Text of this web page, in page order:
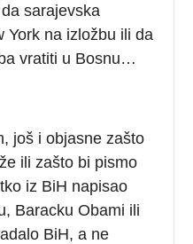
sarajevska
York na izložbu ili da
vratiti u Bosnu…
još i objasne zašto
ili zašto bi pismo
iz BiH napisao
Baracku Obami ili
BiH, a ne